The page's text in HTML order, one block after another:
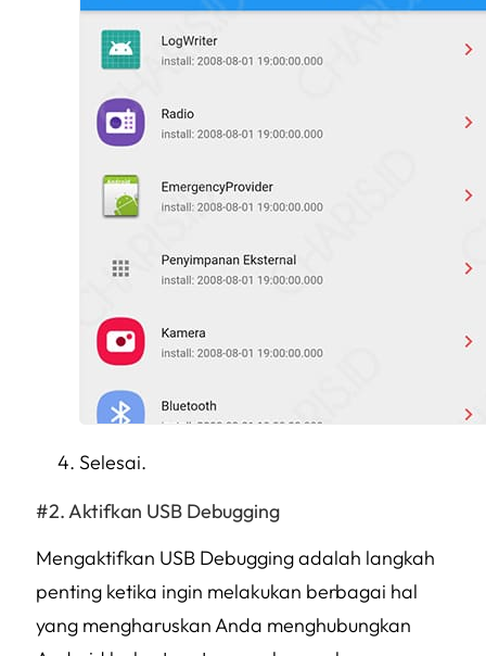
Selesai.
Aktifkan USB Debugging
Mengaktifkan USB Debugging adalah langkah
penting ketika ingin melakukan berbagai hal
yang mengharuskan Anda menghubungkan